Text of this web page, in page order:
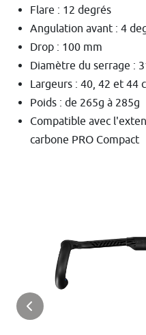
Flare : 12 degrés
Angulation avant : 4
Drop : 100 mm
Diamètre du serrage :
Largeurs : 40, 42 et 44
Poids : de 265g à 285g
Compatible avec
carbone PRO Compact